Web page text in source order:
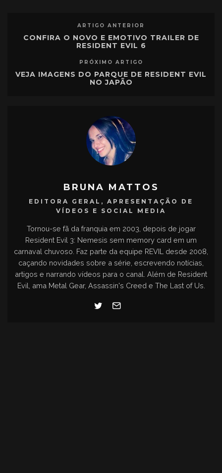
ARTIGO ANTERIOR
CONFIRA O NOVO E EMOTIVO TRAILER DE
RESIDENT EVIL 6
PRÓXIMO ARTIGO
VEJA IMAGENS DO PARQUE DE RESIDENT EVIL
NO JAPÃO
BRUNA MATTOS
EDITORA GERAL, APRESENTAÇÃO DE
VÍDEOS E SOCIAL MEDIA
Tornou-se fã da franquia em 2003, depois de jogar
Resident Evil 3: Nemesis sem memory card em um
carnaval chuvoso. Faz parte da equipe REVIL desde 2008,
caçando novidades sobre a série, escrevendo notícias,
artigos e narrando vídeos para o canal. Além de Resident
Evil, ama Metal Gear, Assassin's Creed e The Last of Us.